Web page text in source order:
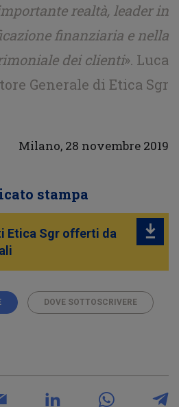
realtà, leader in
finanziaria e nella
dei clienti». Luca
Generale di Etica Sgr
Milano, 28 novembre 2019
stampa
Etica Sgr offerti da
DOVE SOTTOSCRIVERE